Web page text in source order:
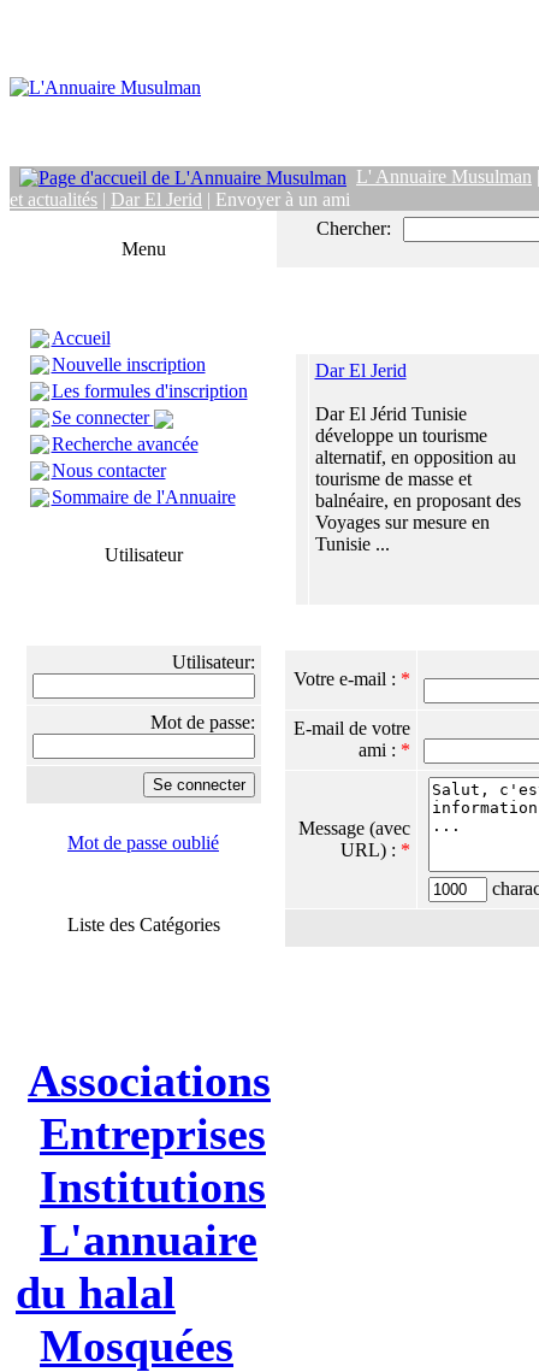
L' Annuaire Musulman
et actualités | Dar El Jerid | Envoyer à un ami
Menu
Accueil
Nouvelle inscription
Les formules d'inscription
Se connecter
Recherche avancée
Nous contacter
Sommaire de l'Annuaire
Utilisateur
Utilisateur:
Mot de passe:
Mot de passe oublié
Liste des Catégories
Associations
Entreprises
Institutions
L'annuaire
du halal
Mosquées
Chercher:
Dar El Jerid
Dar El Jérid Tunisie
développe un tourisme
alternatif, en opposition au
tourisme de masse et
balnéaire, en proposant des
Voyages sur mesure en
Tunisie ...
Votre e-mail : *
E-mail de votre
ami : *
Message (avec
URL) : *